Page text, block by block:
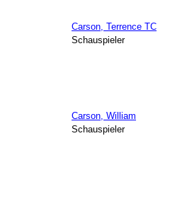
Carson, Terrence TC
Schauspieler
Carson, William
Schauspieler